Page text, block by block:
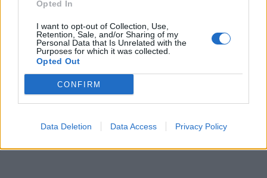
Opted In
I want to opt-out of Collection, Use,
Retention, Sale, and/or Sharing of my
Personal Data that Is Unrelated with the
Purposes for which it was collected.
Opted Out
CONFIRM
Data Deletion Data Access Privacy Policy